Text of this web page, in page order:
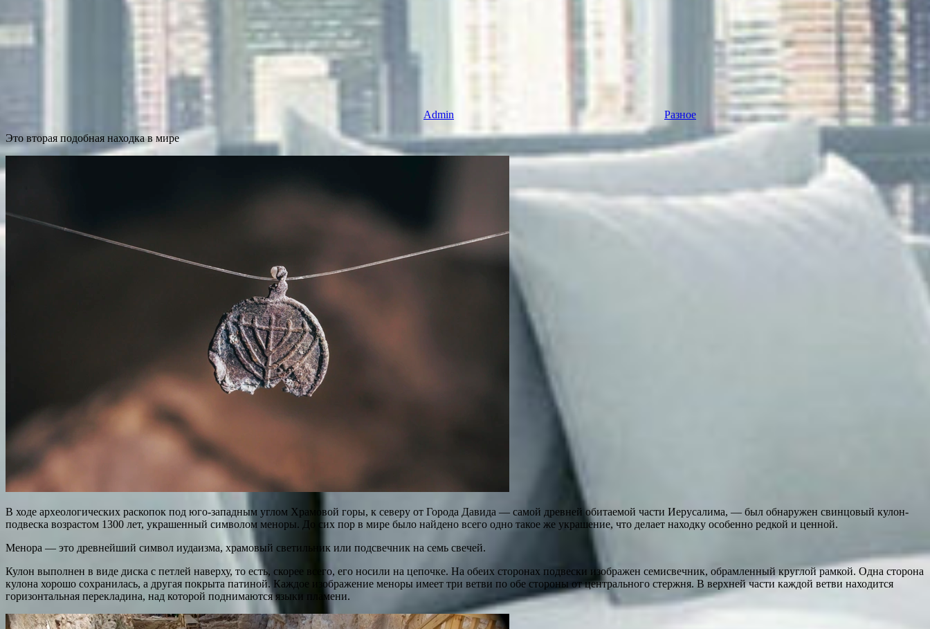
Admin
Разное
Это вторая подобная находка в мире
В ходе археологических раскопок под юго-западным углом Храмовой горы, к северу от Города Давида — самой древней обитаемой части Иерусалима, — был обнаружен свинцовый кулон-
подвеска возрастом 1300 лет, украшенный символом меноры. До сих пор в мире было найдено всего одно такое же украшение, что делает находку особенно редкой и ценной.
Менора — это древнейший символ иудаизма, храмовый светильник или подсвечник на семь свечей.
Кулон выполнен в виде диска с петлей наверху, то есть, скорее всего, его носили на цепочке. На обеих сторонах подвески изображен семисвечник, обрамленный круглой рамкой. Одна сторона
кулона хорошо сохранилась, а другая покрыта патиной. Каждое изображение меноры имеет три ветви по обе стороны от центрального стержня. В верхней части каждой ветви находится
горизонтальная перекладина, над которой поднимаются языки пламени.